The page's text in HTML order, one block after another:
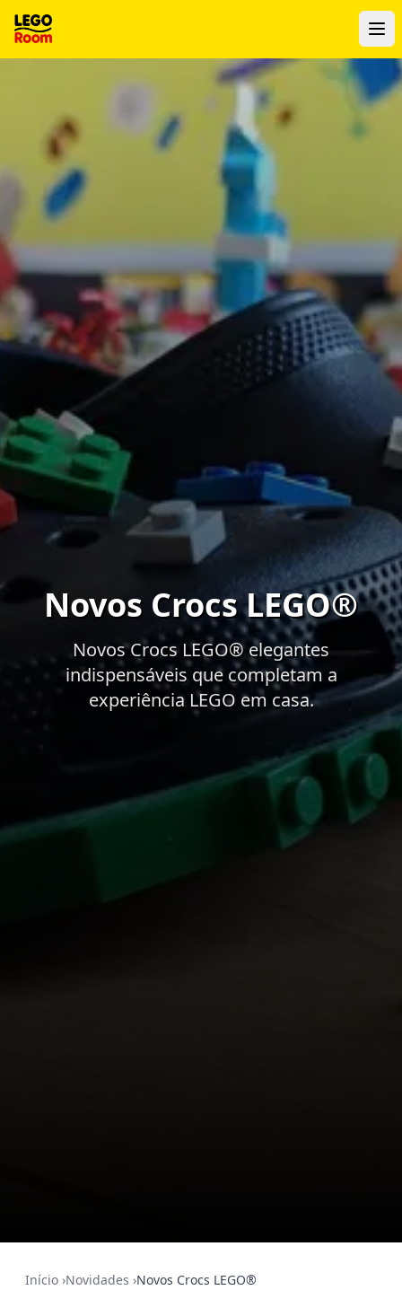
Para o conteúdo principal
Novos Crocs LEGO®
Novos Crocs LEGO® elegantes
indispensáveis que completam a
experiência LEGO em casa.
Início ›Novidades ›Novos Crocs LEGO®